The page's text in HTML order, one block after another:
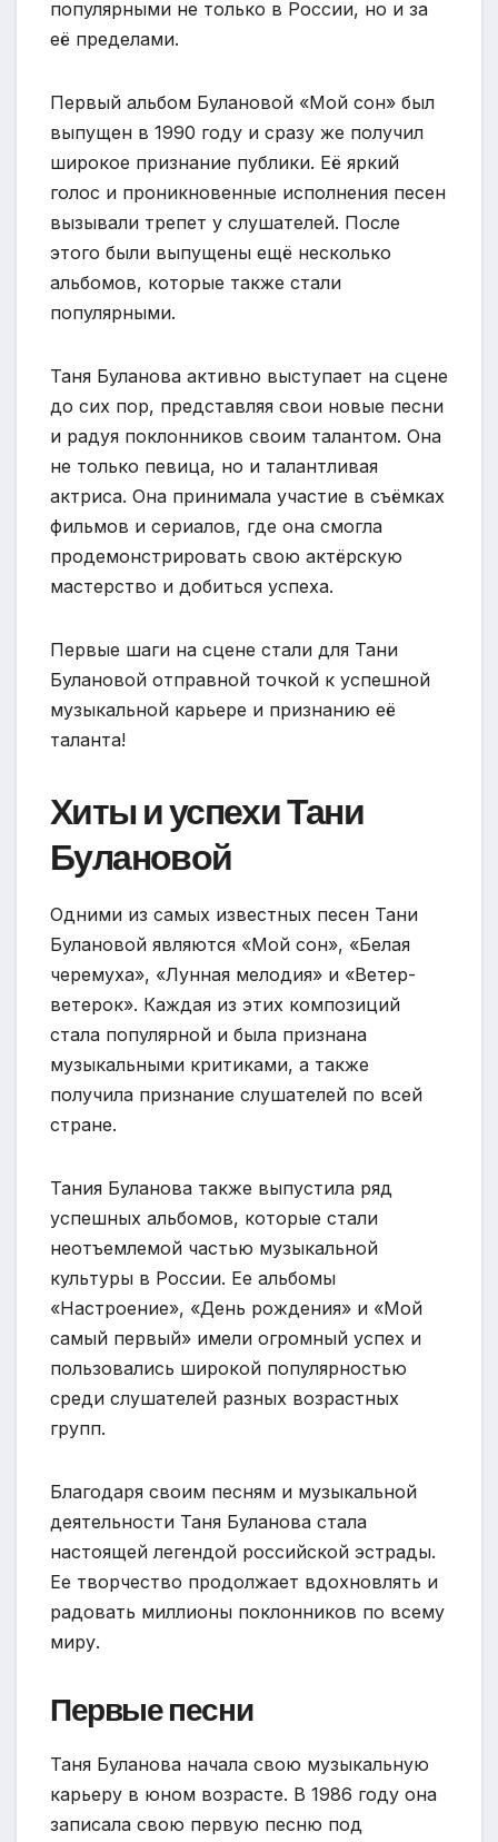
популярными не только в России, но и за
её пределами.
Первый альбом Булановой «Мой сон» был
выпущен в 1990 году и сразу же получил
широкое признание публики. Её яркий
голос и проникновенные исполнения песен
вызывали трепет у слушателей. После
этого были выпущены ещё несколько
альбомов, которые также стали
популярными.
Таня Буланова активно выступает на сцене
до сих пор, представляя свои новые песни
и радуя поклонников своим талантом. Она
не только певица, но и талантливая
актриса. Она принимала участие в съёмках
фильмов и сериалов, где она смогла
продемонстрировать свою актёрскую
мастерство и добиться успеха.
Первые шаги на сцене стали для Тани
Булановой отправной точкой к успешной
музыкальной карьере и признанию её
таланта!
Хиты и успехи Тани
Булановой
Одними из самых известных песен Тани
Булановой являются «Мой сон», «Белая
черемуха», «Лунная мелодия» и «Ветер-
ветерок». Каждая из этих композиций
стала популярной и была признана
музыкальными критиками, а также
получила признание слушателей по всей
стране.
Тания Буланова также выпустила ряд
успешных альбомов, которые стали
неотъемлемой частью музыкальной
культуры в России. Ее альбомы
«Настроение», «День рождения» и «Мой
самый первый» имели огромный успех и
пользовались широкой популярностью
среди слушателей разных возрастных
групп.
Благодаря своим песням и музыкальной
деятельности Таня Буланова стала
настоящей легендой российской эстрады.
Ее творчество продолжает вдохновлять и
радовать миллионы поклонников по всему
миру.
Первые песни
Таня Буланова начала свою музыкальную
карьеру в юном возрасте. В 1986 году она
записала свою первую песню под